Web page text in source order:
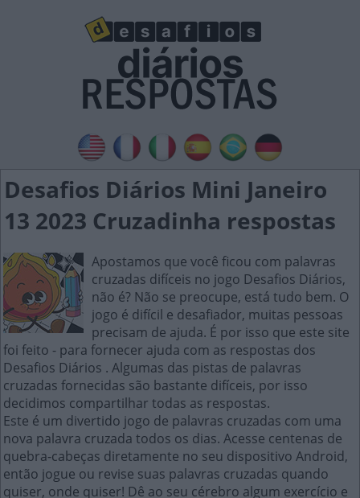
Desafios Diários Mini Janeiro
13 2023 Cruzadinha respostas
Apostamos que você ficou com palavras
cruzadas difíceis no jogo Desafios Diários,
não é? Não se preocupe, está tudo bem. O
jogo é difícil e desafiador, muitas pessoas
precisam de ajuda. É por isso que este site
foi feito - para fornecer ajuda com as respostas dos
Desafios Diários . Algumas das pistas de palavras
cruzadas fornecidas são bastante difíceis, por isso
decidimos compartilhar todas as respostas.
Este é um divertido jogo de palavras cruzadas com uma
nova palavra cruzada todos os dias. Acesse centenas de
quebra-cabeças diretamente no seu dispositivo Android,
então jogue ou revise suas palavras cruzadas quando
quiser, onde quiser! Dê ao seu cérebro algum exercício e